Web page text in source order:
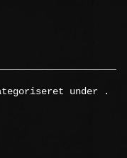
under .